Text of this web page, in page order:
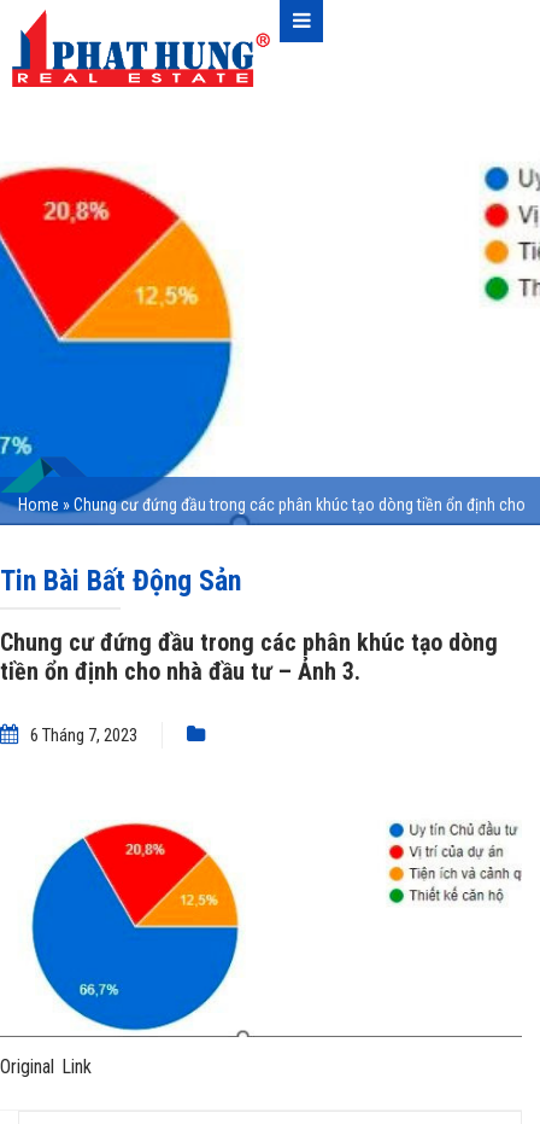
Home »Chung cư đứng đầu trong các phân khúc tạo dòng tiền ổn định cho
Tin Bài Bất Động Sản
Chung cư đứng đầu trong các phân khúc tạo dòng
tiền ổn định cho nhà đầu tư – Ảnh 3.
6 Tháng 7, 2023
Original Link